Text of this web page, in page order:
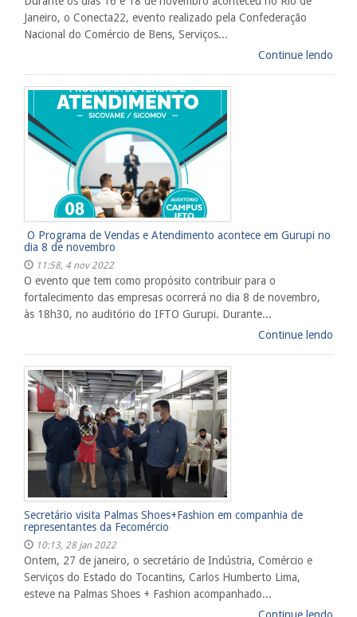
Janeiro, o Conecta22, evento realizado pela Confederação
Nacional do Comércio de Bens, Serviços...
Continue lendo
​ O Programa de Vendas e Atendimento​ acontece em Gurupi no
dia 8 de novembro
11:58, 4 nov 2022
O evento que tem como propósito contribuir para o
fortalecimento das empresas ocorrerá no dia 8 de novembro,
às 18h30, no auditório do IFTO Gurupi. Durante...
Continue lendo
Secretário visita Palmas Shoes+Fashion em companhia de
representantes da Fecomércio
10:13, 28 jan 2022
Ontem, 27 de janeiro, o secretário de Indústria, Comércio e
Serviços do Estado do Tocantins, Carlos Humberto Lima,
esteve na Palmas Shoes + Fashion acompanhado...